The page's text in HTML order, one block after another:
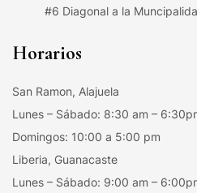
#6 Diagonal a la
Horarios
San Ramon, Alajuela
Lunes – Sábado: 8:30 am –
Domingos: 10:00 a 5:00 pm
Liberia, Guanacaste
Lunes – Sábado: 9:00 am –